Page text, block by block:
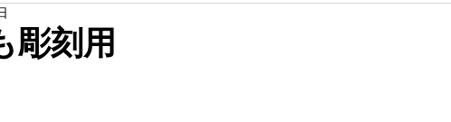
扉式
彫刻用